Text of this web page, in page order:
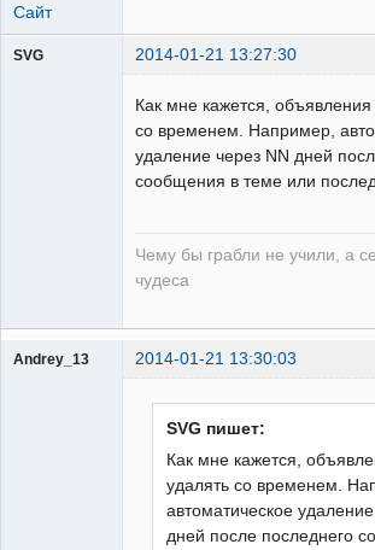
Сайт
SVG 2014-01-21 13:27:30
Как мне кажется,
со временем. Например,
удаление через NN дней
сообщения в теме или
Чему бы грабли не учили, а
чудеса
Andrey_13 2014-01-21 13:30:03
SVG пишет:
Как мне кажется,
удалять со временем.
автоматическое
дней после последнего